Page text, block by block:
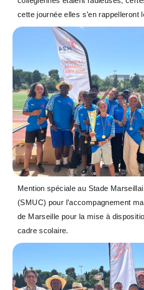
cette journée elles s’en rappelleront
Mention spéciale au Stade
(SMUC) pour l’accompagnement
de Marseille pour la mise à
cadre scolaire.